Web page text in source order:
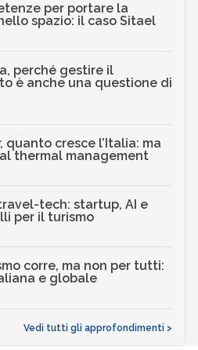
per portare la
spazio: il caso Sitael
perché gestire il
è anche una questione di
quanto cresce l’Italia: ma
thermal management
tech: startup, AI e
per il turismo
corre, ma non per tutti:
e globale
Vedi tutti gli approfondimenti >